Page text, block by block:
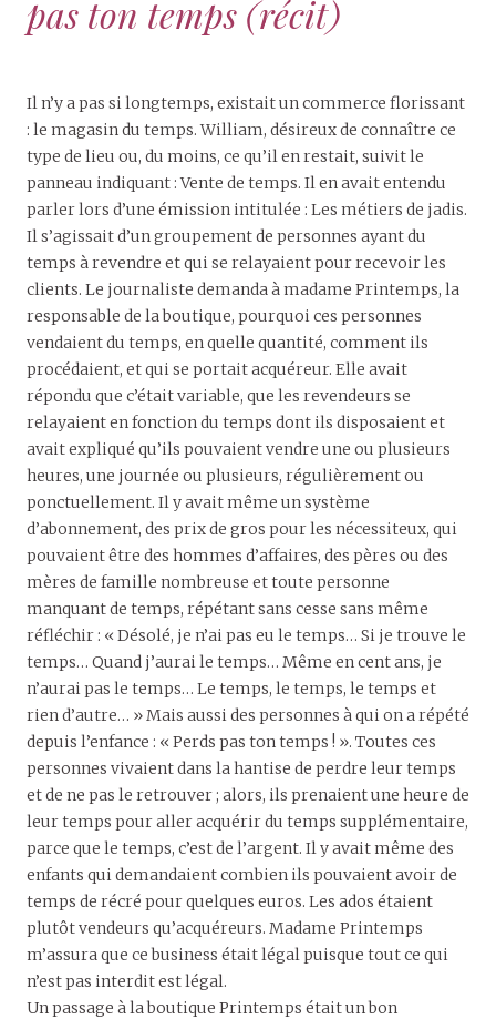
pas ton temps (récit)
Il n’y a pas si longtemps, existait un commerce florissant
: le magasin du temps. William, désireux de connaître ce
type de lieu ou, du moins, ce qu’il en restait, suivit le
panneau indiquant : Vente de temps. Il en avait entendu
parler lors d’une émission intitulée : Les métiers de jadis.
Il s’agissait d’un groupement de personnes ayant du
temps à revendre et qui se relayaient pour recevoir les
clients. Le journaliste demanda à madame Printemps, la
responsable de la boutique, pourquoi ces personnes
vendaient du temps, en quelle quantité, comment ils
procédaient, et qui se portait acquéreur. Elle avait
répondu que c’était variable, que les revendeurs se
relayaient en fonction du temps dont ils disposaient et
avait expliqué qu’ils pouvaient vendre une ou plusieurs
heures, une journée ou plusieurs, régulièrement ou
ponctuellement. Il y avait même un système
d’abonnement, des prix de gros pour les nécessiteux, qui
pouvaient être des hommes d’affaires, des pères ou des
mères de famille nombreuse et toute personne
manquant de temps, répétant sans cesse sans même
réfléchir : « Désolé, je n’ai pas eu le temps… Si je trouve le
temps… Quand j’aurai le temps… Même en cent ans, je
n’aurai pas le temps… Le temps, le temps, le temps et
rien d’autre… » Mais aussi des personnes à qui on a répété
depuis l’enfance : « Perds pas ton temps ! ». Toutes ces
personnes vivaient dans la hantise de perdre leur temps
et de ne pas le retrouver ; alors, ils prenaient une heure de
leur temps pour aller acquérir du temps supplémentaire,
parce que le temps, c’est de l’argent. Il y avait même des
enfants qui demandaient combien ils pouvaient avoir de
temps de récré pour quelques euros. Les ados étaient
plutôt vendeurs qu’acquéreurs. Madame Printemps
m’assura que ce business était légal puisque tout ce qui
n’est pas interdit est légal.
Un passage à la boutique Printemps était un bon